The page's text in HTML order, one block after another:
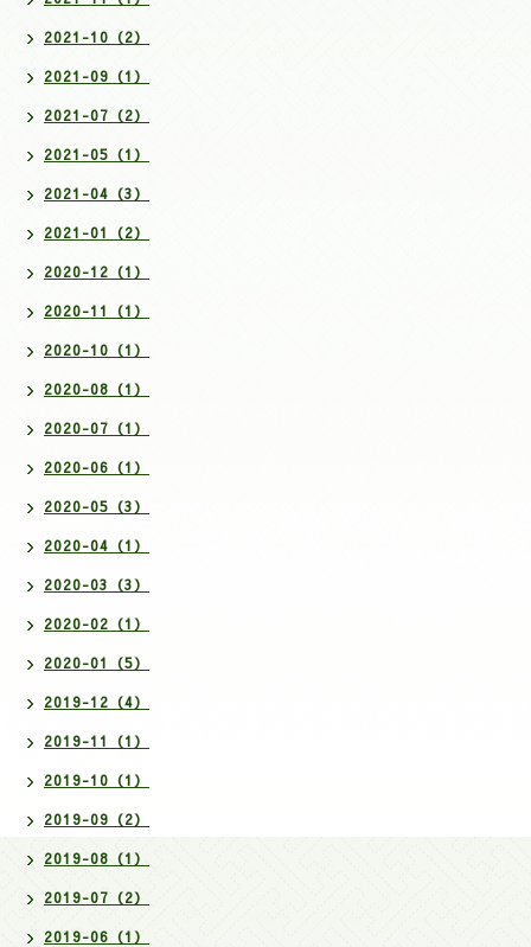
2021-10（2）
2021-09（1）
2021-07（2）
2021-05（1）
2021-04（3）
2021-01（2）
2020-12（1）
2020-11（1）
2020-10（1）
2020-08（1）
2020-07（1）
2020-06（1）
2020-05（3）
2020-04（1）
2020-03（3）
2020-02（1）
2020-01（5）
2019-12（4）
2019-11（1）
2019-10（1）
2019-09（2）
2019-08（1）
2019-07（2）
2019-06（1）